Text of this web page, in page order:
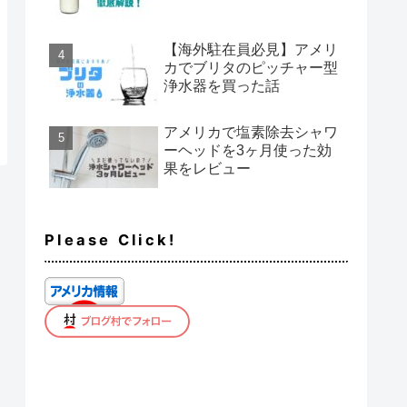
【海外駐在員必見】アメリ
カでブリタのピッチャー型
浄水器を買った話
アメリカで塩素除去シャワ
ーヘッドを3ヶ月使った効
果をレビュー
Please Click!